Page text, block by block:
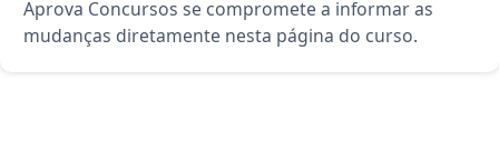
Aprova Concursos se compromete a informar as
mudanças diretamente nesta página do curso.